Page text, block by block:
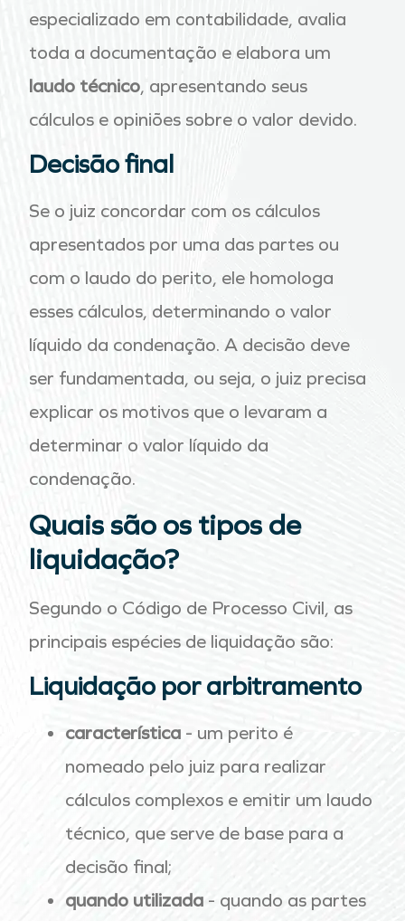
especializado em contabilidade, avalia
toda a documentação e elabora um
laudo técnico, apresentando seus
cálculos e opiniões sobre o valor devido.
Decisão final
Se o juiz concordar com os cálculos
apresentados por uma das partes ou
com o laudo do perito, ele homologa
esses cálculos, determinando o valor
líquido da condenação. A decisão deve
ser fundamentada, ou seja, o juiz precisa
explicar os motivos que o levaram a
determinar o valor líquido da
condenação.
Quais são os tipos de
liquidação?
Segundo o Código de Processo Civil, as
principais espécies de liquidação são:
Liquidação por arbitramento
característica - um perito é
nomeado pelo juiz para realizar
cálculos complexos e emitir um laudo
técnico, que serve de base para a
decisão final;
quando utilizada - quando as partes